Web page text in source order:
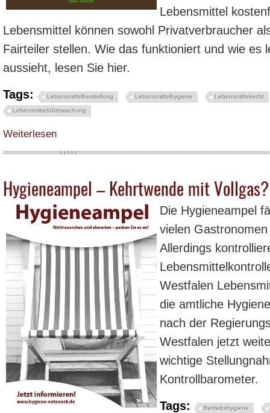
Lebensmittel
Lebensmittel können sowohl Privatverbraucher
Fairteiler stellen. Wie das funktioniert und wie es
aussieht, lesen Sie hier.
Tags:
Lebensmittelherstellung Lebensmittelhygiene Lebensmittelrecht
Lebensmittelüberwachung
Weiterlesen
Hygieneampel – Kehrtwende mit Vollgas?
Die Hygieneampel
vielen
Allerdings
Westfalen
die amtliche
nach der
Westfalen jetzt
wichtige
Kontrollbarometer.
Tags:
Betriebshygiene